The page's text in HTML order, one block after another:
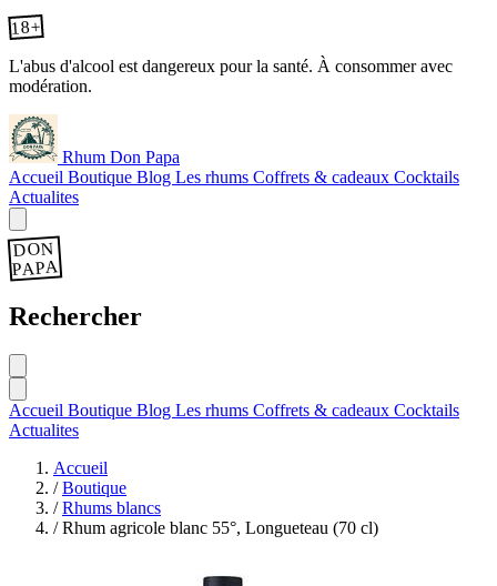
18+
L'abus d'alcool est dangereux pour la santé. À consommer avec
modération.
Rhum Don Papa
Accueil Boutique Blog Les rhums Coffrets & cadeaux Cocktails
Actualites
DON
PAPA
Rechercher
Accueil Boutique Blog Les rhums Coffrets & cadeaux Cocktails
Actualites
Accueil
/ Boutique
/ Rhums blancs
/ Rhum agricole blanc 55°, Longueteau (70 cl)